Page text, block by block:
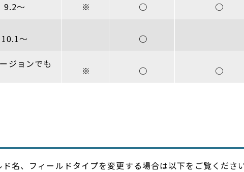
9.2～ ※ ○ ○
10.1～ ○
ジョンでも
※ ○ ○
名、フィールドタイプを変更する場合は以下をご覧ください